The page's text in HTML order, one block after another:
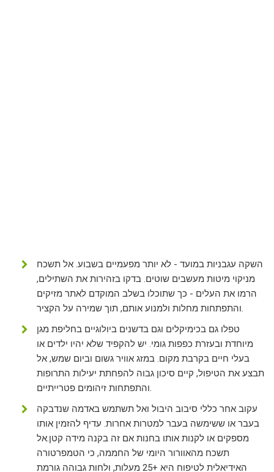
השקה עגבניות במועד - לא יותר מפעמיים בשבוע. אל תשכח
מניקוי מיטות מעשבים שוטים. בדקו בזהירות את השתילים,
הרמו את העלים - כך שתוכלו בשלב המוקדם לאתר מזיקים
והתפתחות מחלות ולמנוע אותם, תוך שמירה על הקציר.
טפלו גם בכימיקלים וגם בדשנים ביולוגיים בחליפת מגן
מיוחדת ובעזרת כפפות גומי. יש להקפיד שלא יהיו ילדים או
בעלי חיים בקרבת מקום. במזג אוויר גשום וביום שמש, אל
תבצע את הטיפול, קיים סיכון גבוה להפחתת יעילות התרופות
והתפתחות זיהומים פטרייתיים.
עקוב אחר כללי סיבוב היבול ואל תשתמש באדמה שנדבקה
בעבר או ששימשה בעבר למטרות אחרות. עדיף להזמין אותו
מספקים או לקנות אותו בחנות אם זה בקנה מידה קטן.אל
תשכח מהאוורור היומי של החממה, כי הטמפרטורה
האידיאלית לטיפוח היא +25 מעלות, ולחות גבוהה גורמת